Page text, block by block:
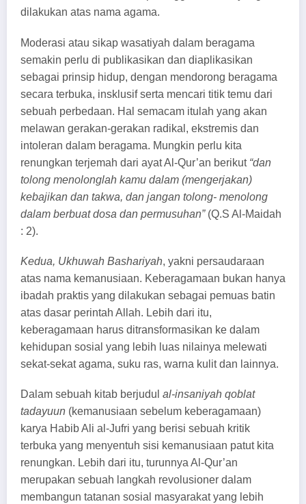
dilakukan atas nama agama.
Moderasi atau sikap wasatiyah dalam beragama
semakin perlu di publikasikan dan diaplikasikan
sebagai prinsip hidup, dengan mendorong beragama
secara terbuka, insklusif serta mencari titik temu dari
sebuah perbedaan. Hal semacam itulah yang akan
melawan gerakan-gerakan radikal, ekstremis dan
intoleran dalam beragama. Mungkin perlu kita
renungkan terjemah dari ayat Al-Qur’an berikut “dan
tolong menolonglah kamu dalam (mengerjakan)
kebajikan dan takwa, dan jangan tolong- menolong
dalam berbuat dosa dan permusuhan” (Q.S Al-Maidah
: 2).
Kedua, Ukhuwah Bashariyah, yakni persaudaraan
atas nama kemanusiaan. Keberagamaan bukan hanya
ibadah praktis yang dilakukan sebagai pemuas batin
atas dasar perintah Allah. Lebih dari itu,
keberagamaan harus ditransformasikan ke dalam
kehidupan sosial yang lebih luas nilainya melewati
sekat-sekat agama, suku ras, warna kulit dan lainnya.
Dalam sebuah kitab berjudul al-insaniyah qoblat
tadayuun (kemanusiaan sebelum keberagamaan)
karya Habib Ali al-Jufri yang berisi sebuah kritik
terbuka yang menyentuh sisi kemanusiaan patut kita
renungkan. Lebih dari itu, turunnya Al-Qur’an
merupakan sebuah langkah revolusioner dalam
membangun tatanan sosial masyarakat yang lebih